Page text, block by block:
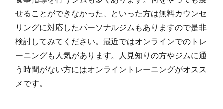
せることができなかった、といった方は無料カウンセ
リングに対応したパーソナルジムもありますので是非
検討してみてください。最近ではオンラインでのトレ
ーニングも人気があります。人見知りの方やジムに通
う時間がない方にはオンライントレーニングがオスス
メです。